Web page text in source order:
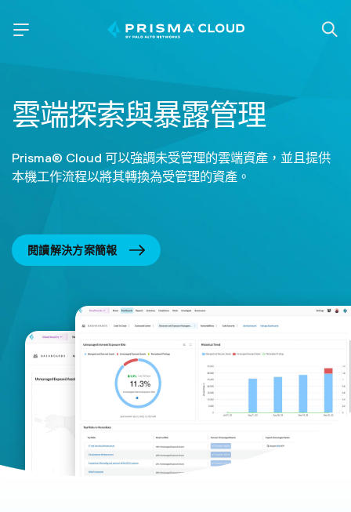
雲端探索與暴露管理
Prisma® Cloud 可以強調未受管理的雲端資產，並且提供
本機工作流程以將其轉換為受管理的資產。
閱讀解決方案簡報